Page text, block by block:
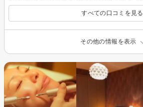
すべての口コミを見る
その他の情報を表示